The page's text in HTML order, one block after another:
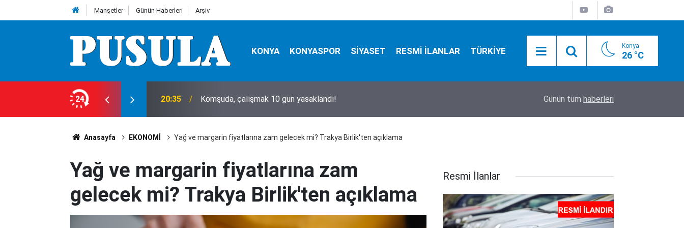
Manşetler Günün Haberleri Arşiv
KONYA KONYASPOR SİYASET RESMİ İLANLAR TÜRKİYE Konya
26 °C
24
kalbinden bıçakladılar 20:35 Komşuda, çalışmak 10 gün yasaklandı! İşte sakladıkları ve utandıkları o isim!
Günün tüm haberleri
Anasayfa EKONOMİ Yağ ve margarin fiyatlarına zam gelecek mi? Trakya Birlik'ten açıklama
Yağ ve margarin fiyatlarına zam
gelecek mi? Trakya Birlik'ten açıklama
Resmi İlanlar